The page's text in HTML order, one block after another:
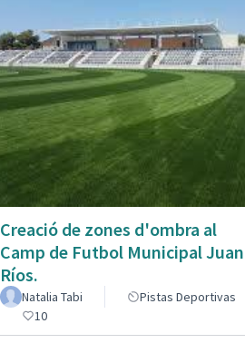
Creació de zones d'ombra al
Camp de Futbol Municipal Juan
Ríos.
Natalia Tabi Pistas Deportivas
10